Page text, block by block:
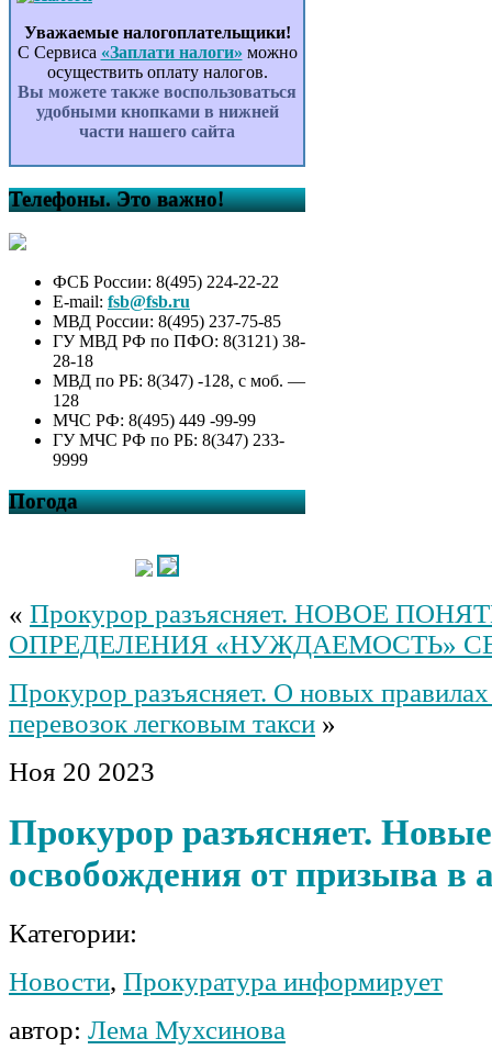
Уважаемые налогоплательщики!
С Сервиса «Заплати налоги» можно
осуществить оплату налогов.
Вы можете также воспользоваться
удобными кнопками в нижней
части нашего сайта
Телефоны. Это важно!
ФСБ России: 8(495) 224-22-22
E-mail: fsb@fsb.ru
МВД России: 8(495) 237-75-85
ГУ МВД РФ по ПФО: 8(3121) 38-
28-18
МВД по РБ: 8(347) -128, с моб. —
128
МЧС РФ: 8(495) 449 -99-99
ГУ МЧС РФ по РБ: 8(347) 233-
9999
Погода
« Прокурор разъясняет. НОВОЕ
ОПРЕДЕЛЕНИЯ «НУЖДАЕМОСТЬ»
Прокурор разъясняет. О новых
перевозок легковым такси »
Ноя 20 2023
Прокурор разъясняет.
освобождения от призыва в
Категории:
Новости, Прокуратура информирует
автор: Лема Мухсинова